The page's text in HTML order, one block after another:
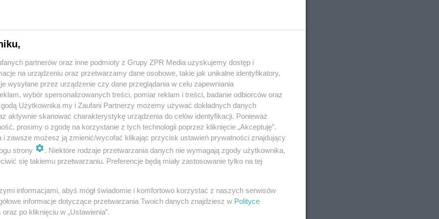
przeczytania 97% treści
Druk +
Wydanie
cyfrowe
(dostawa
InPost)
partnerów oraz inne podmioty z Grupy ZPR Media uzyskujemy dostęp i
na urządzeniu oraz przetwarzamy dane osobowe, takie jak unikalne identyfikatory,
wysyłane przez urządzenie czy dane przeglądania w celu zapewniania
wybór spersonalizowanych treści, pomiar reklam i treści, badanie odbiorców oraz
Użytkownika my i Zaufani Partnerzy możemy używać dokładnych danych
aktywnie skanować charakterystykę urządzenia do celów identyfikacji. Ponieważ
prosimy o zgodę na korzystanie z tych technologii poprzez kliknięcie „Akceptuję”.
i zawsze możesz ją zmienić/wycofać klikając przycisk ustawień prywatności znajdujący
strony
. Niektóre rodzaje przetwarzania danych nie wymagają zgody użytkownika,
się takiemu przetwarzaniu. Preferencje będą miały zastosowanie tylko na tej
informacjami, abyś mógł świadomie i komfortowo korzystać z naszych serwisów
informacje dotyczące przetwarzania Twoich danych znajdziesz w Polityce
oraz po kliknięciu w „Ustawienia”.